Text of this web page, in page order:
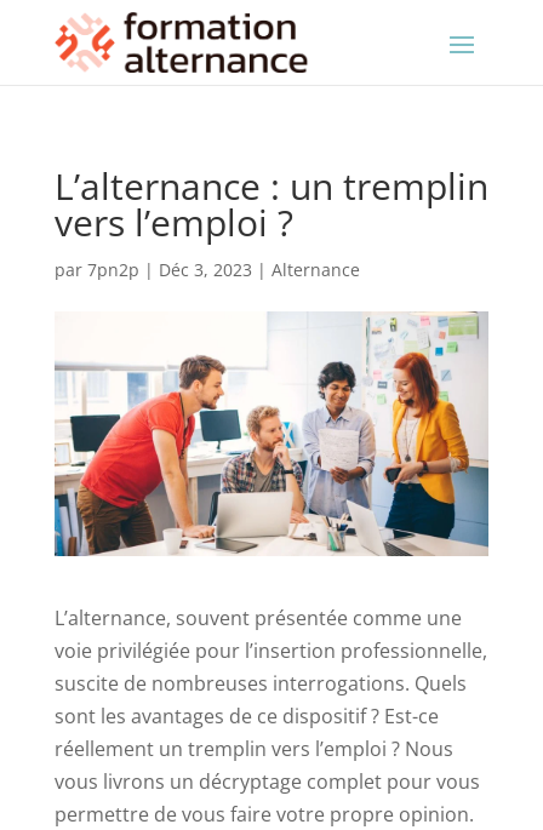
L’alternance : un tremplin
vers l’emploi ?
par 7pn2p | Déc 3, 2023 | Alternance
L’alternance, souvent présentée comme une
voie privilégiée pour l’insertion professionnelle,
suscite de nombreuses interrogations. Quels
sont les avantages de ce dispositif ? Est-ce
réellement un tremplin vers l’emploi ? Nous
vous livrons un décryptage complet pour vous
permettre de vous faire votre propre opinion.